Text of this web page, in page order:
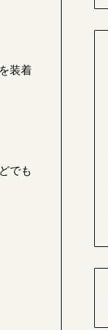
装着
でも